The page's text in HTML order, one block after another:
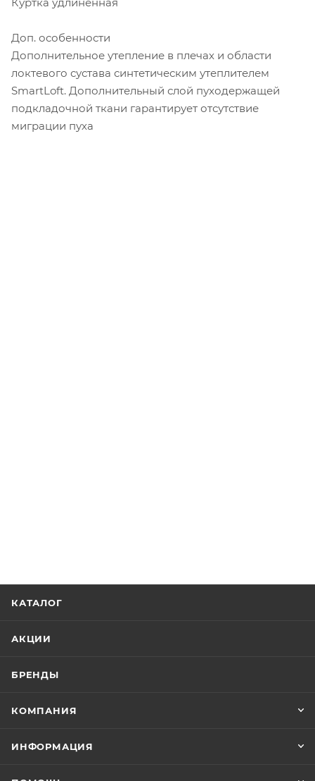
Доп. особенности
Дополнительное утепление в плечах и области
локтевого сустава синтетическим утеплителем
SmartLoft. Дополнительный слой пуходержащей
подкладочной ткани гарантирует отсутствие
миграции пуха
КАТАЛОГ
АКЦИИ
БРЕНДЫ
КОМПАНИЯ
ИНФОРМАЦИЯ